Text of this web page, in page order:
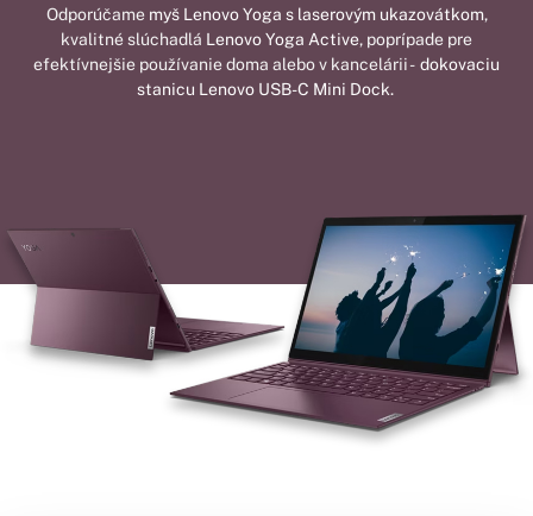
Odporúčame myš Lenovo Yoga s laserovým ukazovátkom,
kvalitné slúchadlá Lenovo Yoga Active, poprípade pre
efektívnejšie používanie doma alebo v kancelárii - dokovaciu
stanicu Lenovo USB-C Mini Dock.